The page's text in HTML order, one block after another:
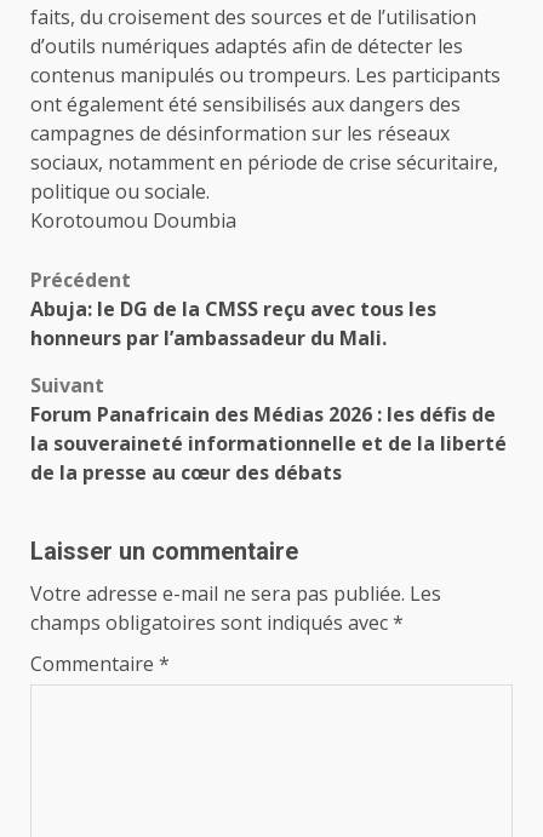
faits, du croisement des sources et de l’utilisation
d’outils numériques adaptés afin de détecter les
contenus manipulés ou trompeurs. Les participants
ont également été sensibilisés aux dangers des
campagnes de désinformation sur les réseaux
sociaux, notamment en période de crise sécuritaire,
politique ou sociale.
Korotoumou Doumbia
Navigation
d’article
Précédent
Abuja: le DG de la CMSS reçu avec tous les
honneurs par l’ambassadeur du Mali.
Suivant
Forum Panafricain des Médias 2026 : les défis de
la souveraineté informationnelle et de la liberté
de la presse au cœur des débats
Laisser un commentaire
Votre adresse e-mail ne sera pas publiée. Les
champs obligatoires sont indiqués avec*
Commentaire *